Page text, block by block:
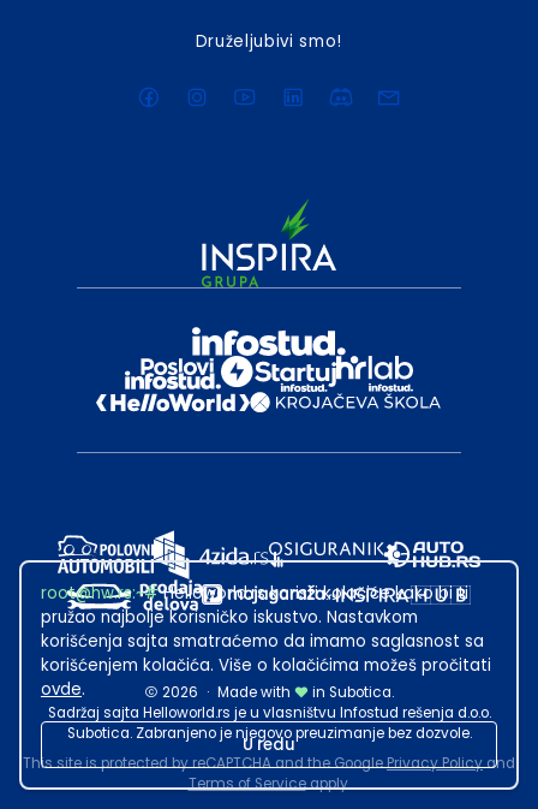
Druželjubivi smo!
2026 · Made with
in Subotica.
Sadržaj sajta Helloworld.rs je u vlasništvu Infostud rešenja d.o.o.
Subotica. Zabranjeno je njegovo preuzimanje bez dozvole.
This site is protected by reCAPTCHA and the GooglePrivacy Policyand
Terms of Serviceapply.
root@hw.rs:~#Helloworld.rs koristi kolačiće kako bi ti
pružao najbolje korisničko iskustvo. Nastavkom
korišćenja sajta smatraćemo da imamo saglasnost sa
korišćenjem kolačića. Više o kolačićima možeš pročitati
ovde.
U redu